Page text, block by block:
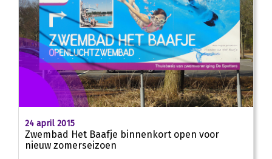
24 april 2015
Zwembad Het Baafje binnenkort open voor
nieuw zomerseizoen